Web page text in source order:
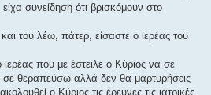
συνείδηση ότι βρισκόμουν στο
του λέω, πάτερ, είσαστε ο ιερέας του
ιερέας που με έστειλε ο Κύριος να σε
θεραπεύσω αλλά δεν θα μαρτυρήσεις
ο Κύριος τις έρευνες τις ιατρικές